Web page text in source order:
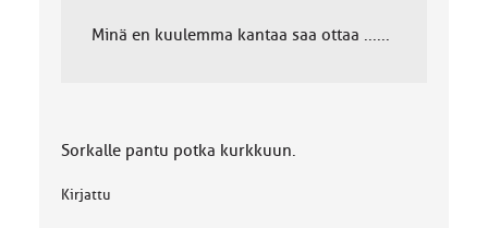
Minä en kuulemma kantaa saa ottaa ......
Sorkalle pantu potka kurkkuun.
Kirjattu